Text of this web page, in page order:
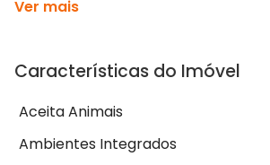
Ver mais
Características do Imóvel
Aceita Animais
Ambientes Integrados